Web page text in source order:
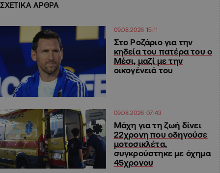
ΣΧΕΤΙΚΑ ΑΡΘΡΑ
09.08.2026 15:11
Στο Ροζάριο για την
κηδεία του πατέρα του ο
Μέσι, μαζί με την
οικογένειά του
09.08.2026 07:43
Μάχη για τη ζωή δίνει
22χρονη που οδηγούσε
μοτοσικλέτα,
συγκρούστηκε με όχημα
45χρονου